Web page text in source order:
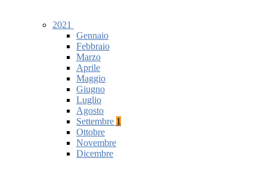
2021
Gennaio
Febbraio
Marzo
Aprile
Maggio
Giugno
Luglio
Agosto
Settembre 1
Ottobre
Novembre
Dicembre